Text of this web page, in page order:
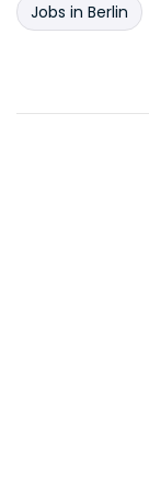
Jobs in Berlin